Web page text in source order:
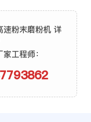
速粉末磨粉机 详
工程师：